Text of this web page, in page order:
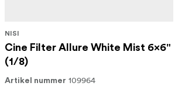
NISI
Cine Filter Allure White Mist 6x6"
(1/8)
Artikel nummer 109964